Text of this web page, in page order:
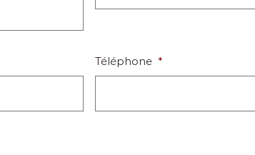
Téléphone *